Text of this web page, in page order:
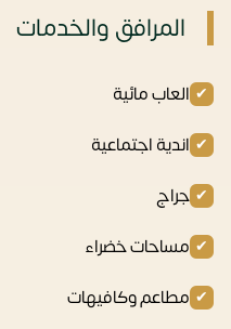
المرافق والخدمات
العاب مائية
اندية اجتماعية
جراج
مساحات خضراء
مطاعم وكافيهات